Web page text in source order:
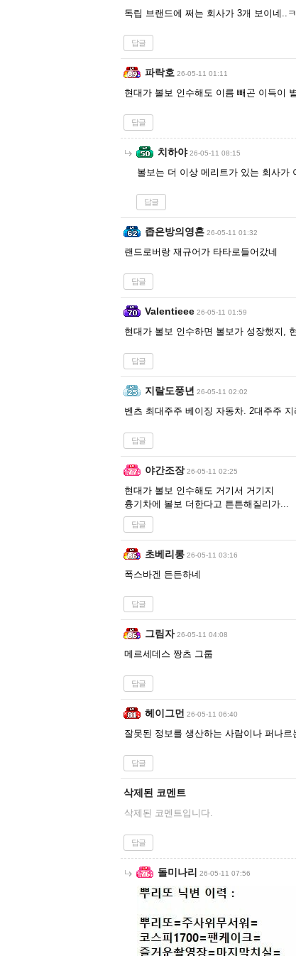
독립 브랜드에 쩌는 회사가 3개 보이네..ㅋ
답글
파락호 26-05-11 01:11
현대가 볼보 인수해도 이름 빼곤 이득이
답글
치하야 26-05-11 08:15
볼보는 더 이상 메리트가 있는 회사가
답글
좁은방의영혼 26-05-11 01:32
랜드로버랑 재규어가 타타로들어갔네
답글
Valentieee 26-05-11 01:59
현대가 볼보 인수하면 볼보가 성장했지,
답글
지랄도풍년 26-05-11 02:02
벤츠 최대주주 베이징 자동차. 2대주주
답글
야간조장 26-05-11 02:25
현대가 볼보 인수해도 거기서 거기지
흉기차에 볼보 더한다고 튼튼해질리가...
답글
초베리롱 26-05-11 03:16
폭스바겐 든든하네
답글
그림자 26-05-11 04:08
메르세데스 짱츠 그룹
답글
헤이그먼 26-05-11 06:40
잘못된 정보를 생산하는 사람이나 퍼나르
답글
삭제된 코멘트
삭제된 코멘트입니다.
답글
돌미나리 26-05-11 07:56